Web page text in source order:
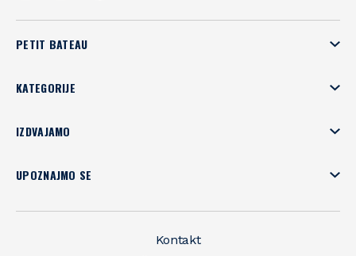
PETIT BATEAU
KATEGORIJE
IZDVAJAMO
UPOZNAJMO SE
Kontakt